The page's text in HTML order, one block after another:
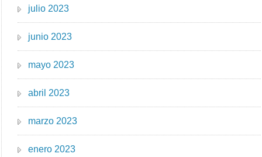
julio 2023
junio 2023
mayo 2023
abril 2023
marzo 2023
enero 2023